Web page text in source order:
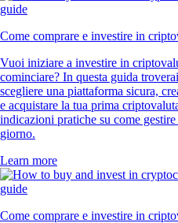
Come comprare e investire in
Vuoi iniziare a investire in
cominciare? In questa guida
scegliere una piattaforma sicura,
e acquistare la tua prima
indicazioni pratiche su come
giorno.
Learn more
Come comprare e investire in